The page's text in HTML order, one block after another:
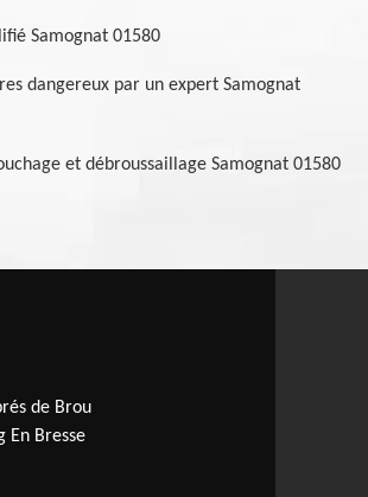
Samognat 01580
dangereux par un expert Samognat
et débroussaillage Samognat 01580
de Brou
En Bresse